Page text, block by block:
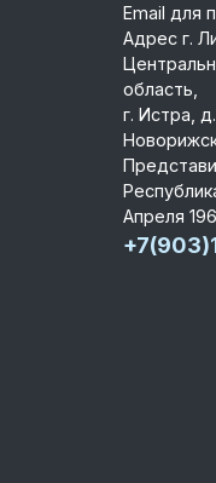
Email для
Адрес г.
область,
г. Истра,
Апреля